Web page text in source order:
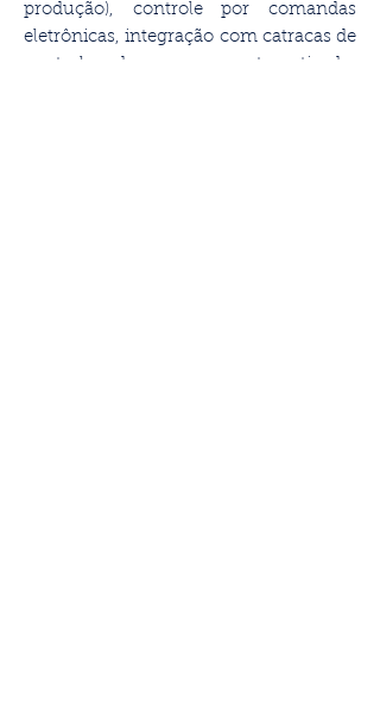
produção), controle por comandas
eletrônicas, integração com catracas de
controle de acesso automatizado,